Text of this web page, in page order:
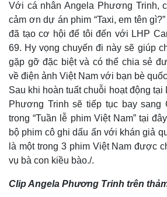
Với cá nhân Angela Phương Trinh,
cảm ơn dự án phim “Taxi, em tên
đã tạo cơ hội để tôi đến với LHP
69. Hy vọng chuyến đi này sẽ giúp
gặp gỡ đặc biệt và có thể chia sẻ
về điện ảnh Việt Nam với bạn bè quốc
Sau khi hoàn tuất chuỗi hoạt động tại
Phương Trinh sẽ tiếp tục bay sang
trong “Tuần lễ phim Việt Nam” tại
bộ phim cô ghi dấu ấn với khán giả
là một trong 3 phim Việt Nam được
vụ bà con kiều bào./.
Clip Angela Phương Trinh trên